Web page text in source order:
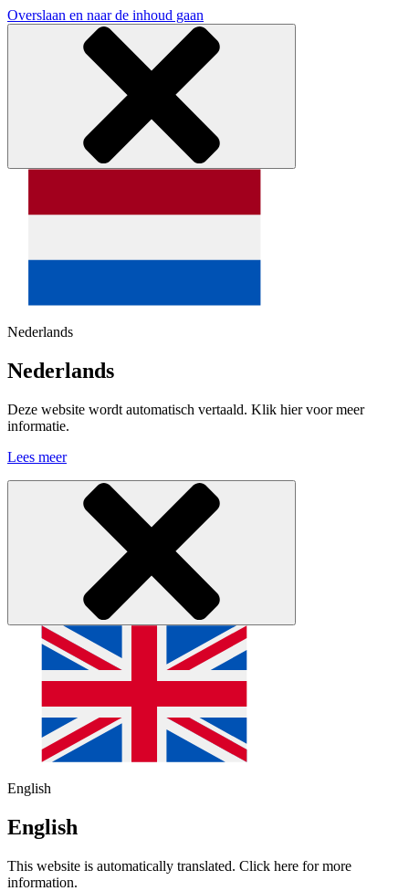
Overslaan en naar de inhoud gaan
Nederlands
Nederlands
Deze website wordt automatisch vertaald. Klik hier voor meer
informatie.
Lees meer
English
English
This website is automatically translated. Click here for more
information.